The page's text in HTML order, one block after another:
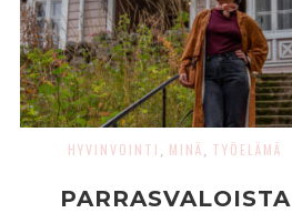
HYVINVOINTI MINÄ TYÖELÄMÄ
PARRASVALOISTA